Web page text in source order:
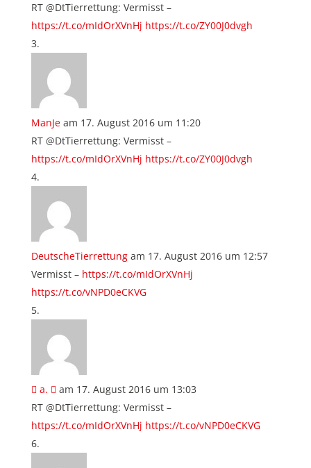
RT @DtTierrettung: Vermisst –
https://t.co/mIdOrXVnHj https://t.co/ZY00J0dvgh
ManJe am 17. August 2016 um 11:20
RT @DtTierrettung: Vermisst –
https://t.co/mIdOrXVnHj https://t.co/ZY00J0dvgh
DeutscheTierrettung am 17. August 2016 um 12:57
Vermisst – https://t.co/mIdOrXVnHj
https://t.co/vNPD0eCKVG
 a.  am 17. August 2016 um 13:03
RT @DtTierrettung: Vermisst –
https://t.co/mIdOrXVnHj https://t.co/vNPD0eCKVG